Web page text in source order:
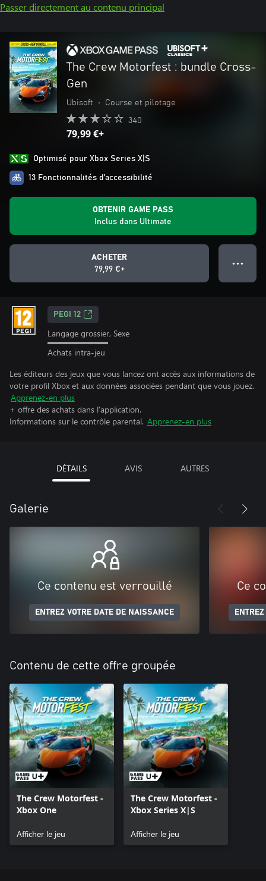
Passer directement au contenu principal
The Crew Motorfest : bundle Cross-
Gen
Ubisoft • Course et pilotage
340
79,99 €+
Optimisé pour Xbox Series X|S
13 Fonctionnalités d’accessibilité
OBTENIR GAME PASS
Inclus dans Ultimate
ACHETER
79,99 €+
● ● ●
PEGI 12
Langage grossier, Sexe
Achats intra-jeu
Les éditeurs des jeux que vous lancez ont accès aux informations de
votre profil Xbox et aux données associées pendant que vous jouez.
Apprenez-en plus
+ offre des achats dans l'application.
Informations sur le contrôle parental. Apprenez-en plus
DÉTAILS AVIS AUTRES
Galerie
Ce contenu est verrouillé
ENTREZ VOTRE DATE DE NAISSANCE
Ce
Contenu de cette offre groupée
The Crew Motorfest -
Xbox One
Afficher le jeu
The Crew Motorfest -
Xbox Series X|S
Afficher le jeu